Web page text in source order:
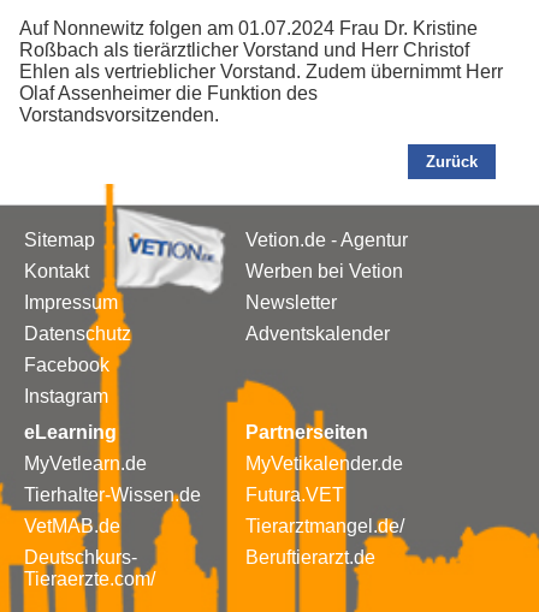
Auf Nonnewitz folgen am 01.07.2024 Frau Dr. Kristine
Roßbach als tierärztlicher Vorstand und Herr Christof
Ehlen als vertrieblicher Vorstand. Zudem übernimmt Herr
Olaf Assenheimer die Funktion des
Vorstandsvorsitzenden.
Zurück
Sitemap
Kontakt
Impressum
Datenschutz
Facebook
Instagram
Vetion.de - Agentur
Werben bei Vetion
Newsletter
Adventskalender
eLearning
MyVetlearn.de
Tierhalter-Wissen.de
VetMAB.de
Deutschkurs-
Tieraerzte.com/
Partnerseiten
MyVetikalender.de
Futura.VET
Tierarztmangel.de/
Beruftierarzt.de